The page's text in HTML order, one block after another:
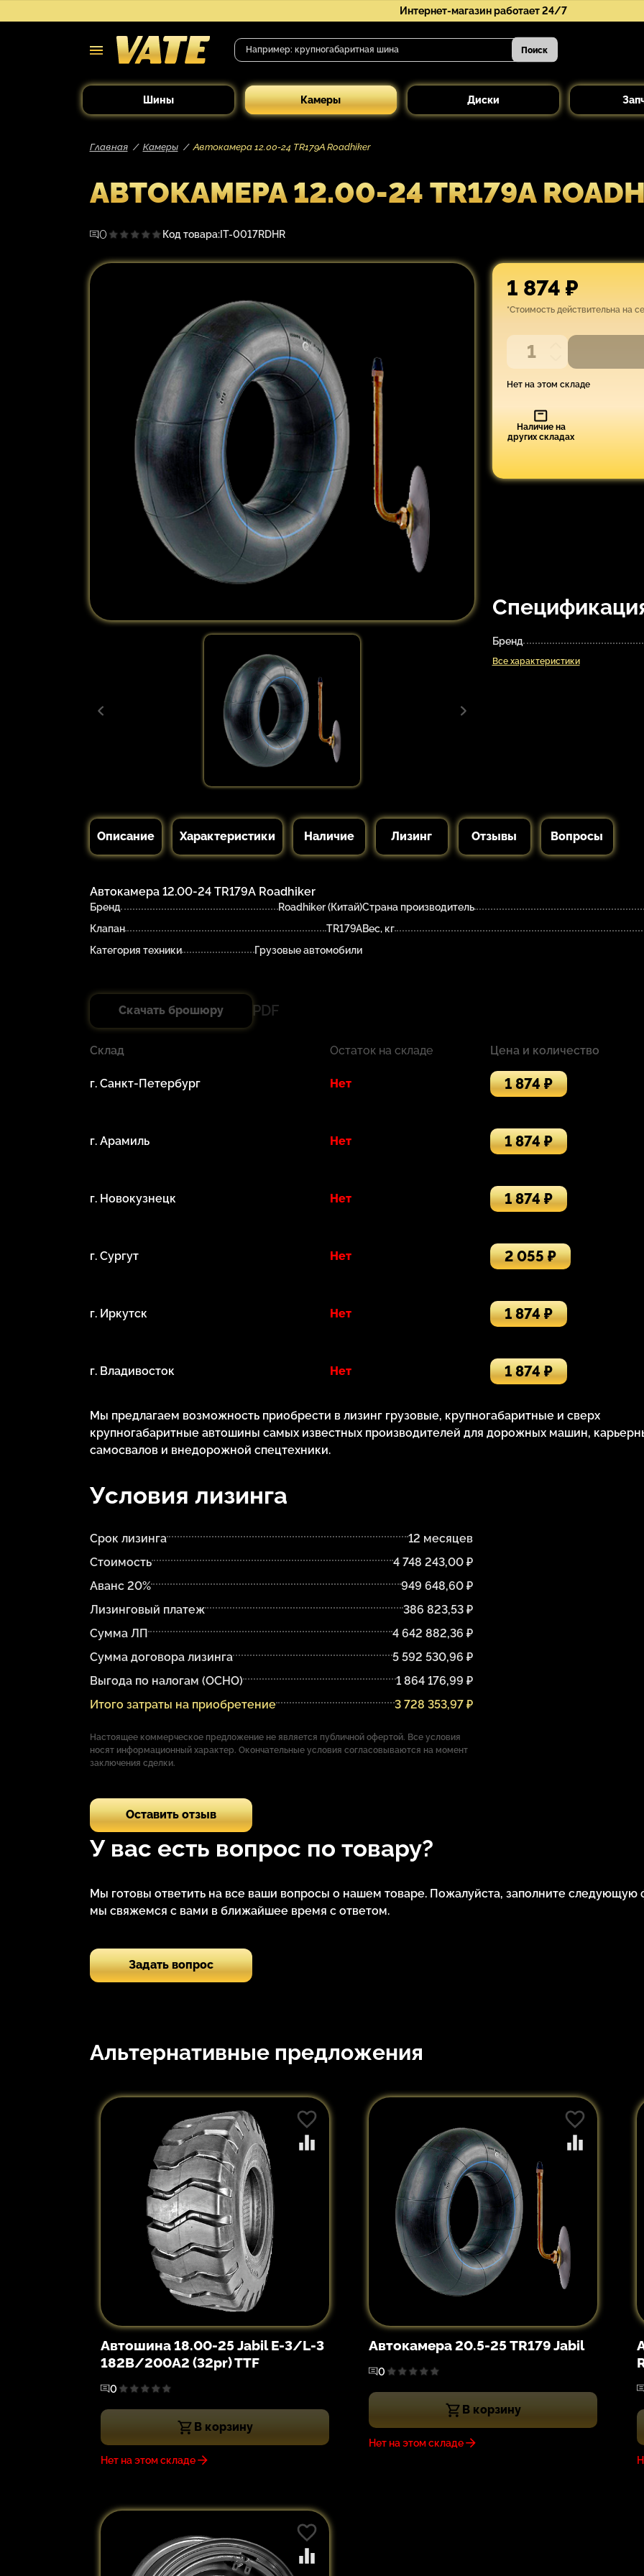
Интернет-магазин работает 24/7
Поиск
Шины Камеры Диски
Главная Камеры Автокамера 12.00-24 TR179А Roadhiker
АВТОКАМЕРА 12.00-24 TR179А
0 Код товара:IT-0017RDHR
Бренд
Все характеристики
1 874 ₽
*Стоимость действительна на
Нет на этом складе
Наличие на
других складах
Описание Характеристики Наличие Лизинг Отзывы Вопросы
Автокамера 12.00-24 TR179А Roadhiker
Бренд
Roadhiker (Китай)
Клапан
TR179А
Категория техники
Грузовые автомобили
Страна производитель
Вес, кг
Скачать брошюру PDF
Склад Остаток на складе Цена и количество
г. Санкт-Петербург Нет 1 874 ₽
г. Арамиль Нет 1 874 ₽
г. Новокузнецк Нет 1 874 ₽
г. Сургут Нет 2 055 ₽
г. Иркутск Нет 1 874 ₽
г. Владивосток Нет 1 874 ₽
Мы предлагаем возможность приобрести в лизинг грузовые, крупногабаритные и сверх
крупногабаритные автошины самых известных производителей для дорожных машин,
самосвалов и внедорожной спецтехники.
Условия лизинга
Срок лизинга
12 месяцев
Стоимость
4 748 243,00 ₽
Аванс 20%
949 648,60 ₽
Лизинговый платеж
386 823,53 ₽
Сумма ЛП
4 642 882,36 ₽
Сумма договора лизинга
5 592 530,96 ₽
Выгода по налогам (ОСНО)
1 864 176,99 ₽
Итого затраты на приобретение
3 728 353,97 ₽
Настоящее коммерческое предложение не является публичной офертой. Все условия
носят информационный характер. Окончательные условия согласовываются на момент
заключения сделки.
Оставить отзыв
У вас есть вопрос по товару?
Мы готовы ответить на все ваши вопросы о нашем товаре. Пожалуйста, заполните следующую
мы свяжемся с вами в ближайшее время с ответом.
Задать вопрос
Альтернативные предложения
Автошина 18.00-25 Jabil E-3/L-3
182B/200A2 (32pr) TTF
0
В корзину
Нет на этом складе
Автокамера 20.5-25 TR179 Jabil
0
В корзину
Нет на этом складе